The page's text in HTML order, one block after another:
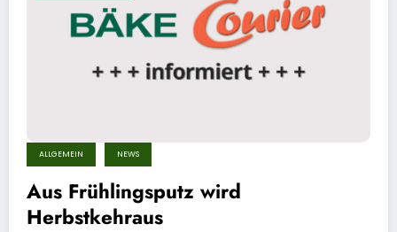
ALLGEMEIN NEWS
Aus Frühlingsputz wird
Herbstkehraus